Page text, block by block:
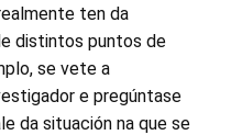
ten da
distintos puntos de
se vete a
e pregúntase
da situación na que se